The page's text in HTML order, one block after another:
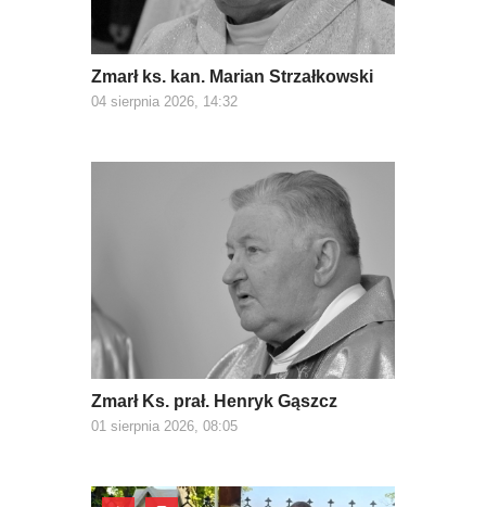
Zmarł ks. kan. Marian Strzałkowski
04 sierpnia 2026, 14:32
Zmarł Ks. prał. Henryk Gąszcz
01 sierpnia 2026, 08:05